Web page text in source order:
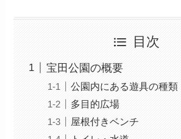
目次
宝田公園の概要
公園内にある遊具の種類
多目的広場
屋根付きベンチ